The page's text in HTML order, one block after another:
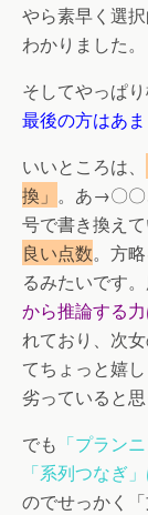
やら素早く選
わかりました。
そしてやっぱ
最後の方はあ
いいところは、
換」 。あ→〇
号で書き換え
良い点数。方
るみたいです
から推論する
れており、次
てちょっと嬉
劣っていると思
でも 「プラン
「系列つなぎ
のでせっかく